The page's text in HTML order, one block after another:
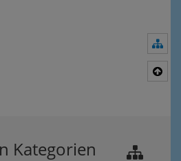
Kategorien